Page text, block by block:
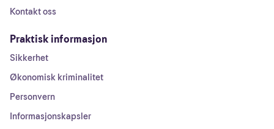
Kontakt oss
Praktisk informasjon
Sikkerhet
Økonomisk kriminalitet
Personvern
Informasjonskapsler